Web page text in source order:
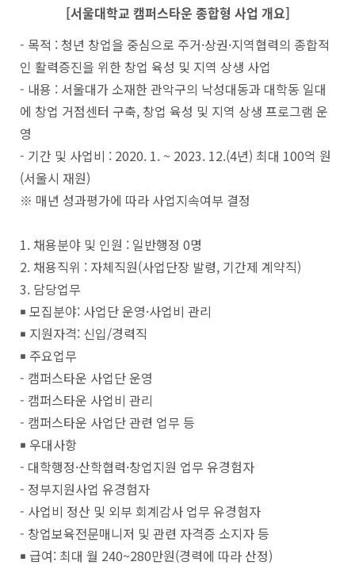
[서울대학교 캠퍼스타운 종합형 사업 개요]
- 목적 : 청년 창업을 중심으로 주거·상권·지역협력의 종합적
인 활력증진을 위한 창업 육성 및 지역 상생 사업
- 내용 : 서울대가 소재한 관악구의 낙성대동과 대학동 일대
에 창업 거점센터 구축, 창업 육성 및 지역 상생 프로그램 운
영
- 기간 및 사업비 : 2020. 1. ~ 2023. 12.(4년) 최대 100억 원
(서울시 재원)
※ 매년 성과평가에 따라 사업지속여부 결정
1. 채용분야 및 인원 : 일반행정 0명
2. 채용직위 : 자체직원(사업단장 발령, 기간제 계약직)
3. 담당업무
￭ 모집분야: 사업단 운영·사업비 관리
￭ 지원자격: 신입/경력직
￭ 주요업무
- 캠퍼스타운 사업단 운영
- 캠퍼스타운 사업비 관리
- 캠퍼스타운 사업단 관련 업무 등
￭ 우대사항
- 대학행정·산학협력·창업지원 업무 유경험자
- 정부지원사업 유경험자
- 사업비 정산 및 외부 회계감사 업무 유경험자
- 창업보육전문매니저 및 관련 자격증 소지자 등
￭ 급여: 최대 월 240~280만원(경력에 따라 산정)